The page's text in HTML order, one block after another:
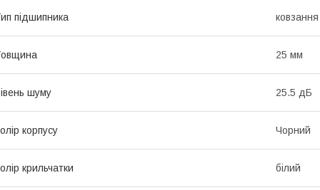
підшипника
25 мм
шуму 25.5 дБ
корпусу Чорний
крильчатки білий